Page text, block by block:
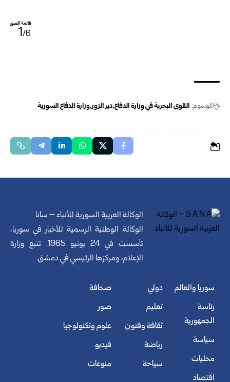
قائمة الصور
1/6
الوسوم: القوى البحرية في وزارة الدفاع دير الزور وزارة الدفاع السورية
الوكالة العربية السورية للأنباء – سانا
الوكالة الوطنية الرسمية للأخبار في سوريا،
تأسست في 24 يونيو 1965. تتبع وزارة
الإعلام، ومركزها الرئيسي في دمشق.
سوريا والعالم
رئاسة
الجمهورية
سياسة
محليات
اقتصاد
دولي
تعليم
ثقافة وفنون
رياضة
سياحة
صحافة
صور
علوم وتكنولوجيا
فيديو
منوعات